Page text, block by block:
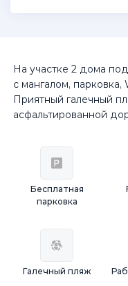
На участке 2 дома
с мангалом, парковка,
Приятный галечный
асфальтированной
Бесплатная
парковка
Галечный пляж